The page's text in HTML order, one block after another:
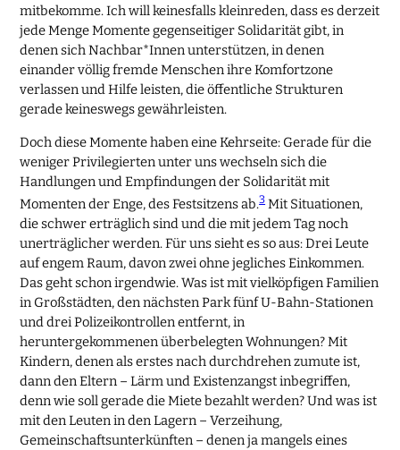
mitbekomme. Ich will keinesfalls kleinreden, dass es derzeit
jede Menge Momente gegenseitiger Solidarität gibt, in
denen sich Nachbar*Innen unterstützen, in denen
einander völlig fremde Menschen ihre Komfortzone
verlassen und Hilfe leisten, die öffentliche Strukturen
gerade keineswegs gewährleisten.
Doch diese Momente haben eine Kehrseite: Gerade für die
weniger Privilegierten unter uns wechseln sich die
Handlungen und Empfindungen der Solidarität mit
Momenten der Enge, des Festsitzens ab.3 Mit Situationen,
die schwer erträglich sind und die mit jedem Tag noch
unerträglicher werden. Für uns sieht es so aus: Drei Leute
auf engem Raum, davon zwei ohne jegliches Einkommen.
Das geht schon irgendwie. Was ist mit vielköpfigen Familien
in Großstädten, den nächsten Park fünf U-Bahn-Stationen
und drei Polizeikontrollen entfernt, in
heruntergekommenen überbelegten Wohnungen? Mit
Kindern, denen als erstes nach durchdrehen zumute ist,
dann den Eltern – Lärm und Existenzangst inbegriffen,
denn wie soll gerade die Miete bezahlt werden? Und was ist
mit den Leuten in den Lagern – Verzeihung,
Gemeinschaftsunterkünften – denen ja mangels eines